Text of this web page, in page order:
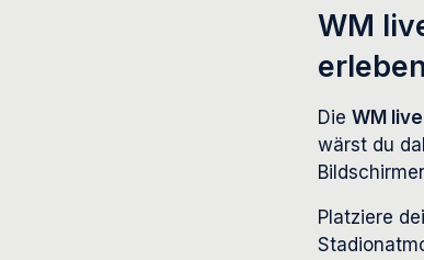
WM
erleben
Die WM
wärst du
Platziere